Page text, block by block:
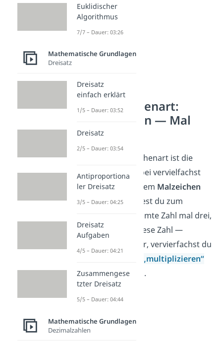
3. Grundrechenart:
Multiplikation — Mal
rechnen
Die dritte Grundrechenart ist die
Multiplikation. Dabei vervielfachst
du eine Zahl mit einem Malzeichen
wie • oder ×. Rechnest du zum
Beispiel eine bestimmte Zahl mal drei,
verdreifachst
du diese Zahl —
rechnest du mal vier, vervierfachst du
„multiplizieren“
oder „mal rechnen“.
➡️ Beispiele:
15•3=45
Euklidischer
Algorithmus
7/7 – Dauer: 03:26
Mathematische Grundlagen
Dreisatz
Dreisatz
einfach erklärt
1/5 – Dauer: 03:52
Dreisatz
2/5 – Dauer: 03:54
Antiproportiona
ler Dreisatz
3/5 – Dauer: 04:25
Dreisatz
Aufgaben
4/5 – Dauer: 04:21
Zusammengese
tzter Dreisatz
5/5 – Dauer: 04:44
Mathematische Grundlagen
Dezimalzahlen